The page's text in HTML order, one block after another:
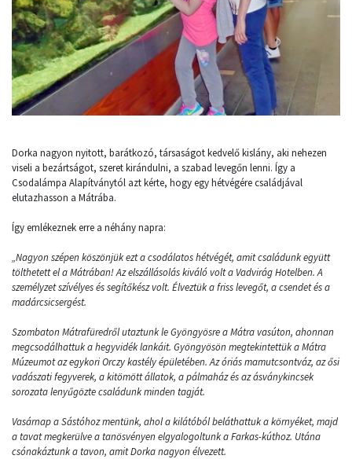
Dorka nagyon nyitott, barátkozó, társaságot kedvelő kislány, aki nehezen
viseli a bezártságot, szeret kirándulni, a szabad levegőn lenni. Így a
Csodalámpa Alapítványtól azt kérte, hogy egy hétvégére családjával
elutazhasson a Mátrába.
Így emlékeznek erre a néhány napra:
„Nagyon szépen köszönjük ezt a csodálatos hétvégét, amit családunk együtt
tölthetett el a Mátrában! Az elszállásolás kiváló volt a Vadvirág Hotelben. A
személyzet szívélyes és segítőkész volt. Élveztük a friss levegőt, a csendet és a
madárcsicsergést.
Szombaton Mátrafüredről utaztunk le Gyöngyösre a Mátra vasúton, ahonnan
megcsodálhattuk a hegyvidék lankáit. Gyöngyösön megtekintettük a Mátra
Múzeumot az egykori Orczy kastély épületében. Az óriás mamutcsontváz, az ősi
vadászati fegyverek, a kitömött állatok, a pálmaház és az ásványkincsek
sorozata lenyűgözte családunk minden tagját.
Vasárnap a Sástóhoz mentünk, ahol a kilátóból beláthattuk a környéket, majd
a tavat megkerülve a tanösvényen elgyalogoltunk a Farkas-kúthoz. Utána
csónakáztunk a tavon, amit Dorka nagyon élvezett.